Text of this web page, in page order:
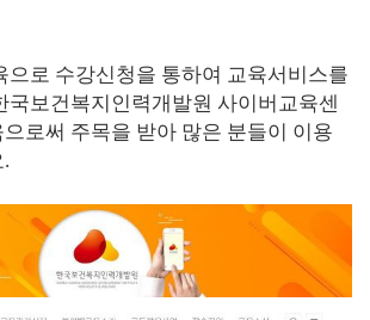
으로 수강신청을 통하여 교육서비스를
국보건복지인력개발원 사이버교육센
로써 주목을 받아 많은 분들이 이용